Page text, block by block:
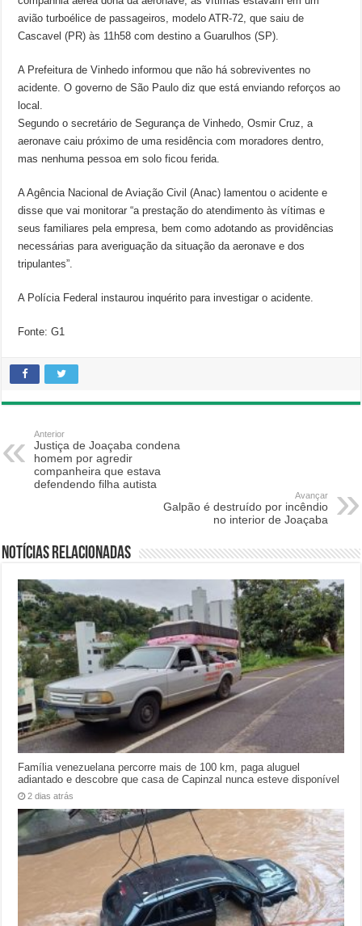
avião turboélice de passageiros, modelo ATR-72, que saiu de
Cascavel (PR) às 11h58 com destino a Guarulhos (SP).
A Prefeitura de Vinhedo informou que não há sobreviventes no
acidente. O governo de São Paulo diz que está enviando reforços ao
local.
Segundo o secretário de Segurança de Vinhedo, Osmir Cruz, a
aeronave caiu próximo de uma residência com moradores dentro,
mas nenhuma pessoa em solo ficou ferida.
A Agência Nacional de Aviação Civil (Anac) lamentou o acidente e
disse que vai monitorar “a prestação do atendimento às vítimas e
seus familiares pela empresa, bem como adotando as providências
necessárias para averiguação da situação da aeronave e dos
tripulantes”.
A Polícia Federal instaurou inquérito para investigar o acidente.
Fonte: G1
Anterior
Justiça de Joaçaba condena
homem por agredir
companheira que estava
defendendo filha autista
Avançar
Galpão é destruído por incêndio
no interior de Joaçaba
Notícias relacionadas
Família venezuelana percorre mais de 100 km, paga aluguel
adiantado e descobre que casa de Capinzal nunca esteve disponível
2 dias atrás